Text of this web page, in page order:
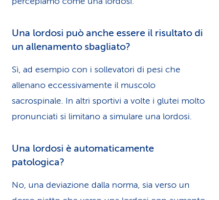
Una lordosi può anche essere il risultato di
un allenamento sbagliato?
Sì, ad esempio con i sollevatori di pesi che
allenano eccessivamente il muscolo
sacrospinale. In altri sportivi a volte i glutei molto
pronunciati si limitano a simulare una lordosi.
Una lordosi è automaticamente
patologica?
No, una deviazione dalla norma, sia verso un